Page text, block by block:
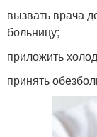
вызвать врача
больницу;
приложить
принять